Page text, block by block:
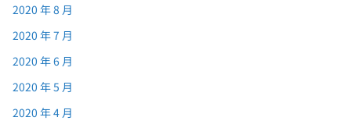
2020 年 8 月
2020 年 7 月
2020 年 6 月
2020 年 5 月
2020 年 4 月